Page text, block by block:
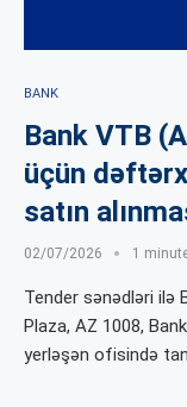
BANK
Bank VTB
üçün
satın
02/07/2026 1
Tender sənədləri ilə
Plaza, АZ 1008,
yerləşən ofisində